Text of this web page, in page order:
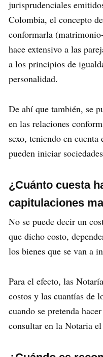
jurisprudenciales
Colombia, el concepto
conformarla
hace extensivo a las
a los principios de
personalidad.
De ahí que también, se
en las relaciones
sexo, teniendo en cuenta
pueden iniciar
¿Cuánto cuesta
capitulaciones
No se puede decir un
que dicho costo,
los bienes que se van a
Para el efecto, las
costos y las cuantías de
cuando se pretenda
consultar en la Notaria